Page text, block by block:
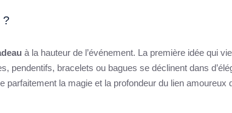
à la hauteur de l’événement. La première idée qui
pendentifs, bracelets ou bagues se déclinent dans
la magie et la profondeur du lien amoureux